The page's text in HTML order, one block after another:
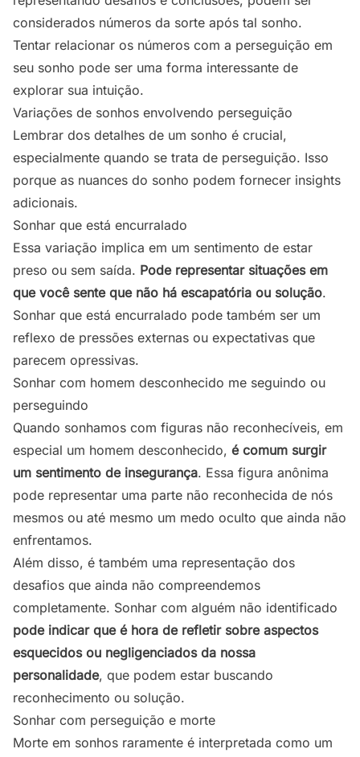
considerados números da sorte após tal sonho.
Tentar relacionar os números com a perseguição em
seu sonho pode ser uma forma interessante de
explorar sua intuição.
Variações de sonhos envolvendo perseguição
Lembrar dos detalhes de um sonho é crucial,
especialmente quando se trata de perseguição. Isso
porque as nuances do sonho podem fornecer insights
adicionais.
Sonhar que está encurralado
Essa variação implica em um sentimento de estar
preso ou sem saída. Pode representar situações em
que você sente que não há escapatória ou solução.
Sonhar que está encurralado pode também ser um
reflexo de pressões externas ou expectativas que
parecem opressivas.
Sonhar com homem desconhecido me seguindo ou
perseguindo
Quando sonhamos com figuras não reconhecíveis, em
especial um homem desconhecido, é comum surgir
um sentimento de insegurança. Essa figura anônima
pode representar uma parte não reconhecida de nós
mesmos ou até mesmo um medo oculto que ainda não
enfrentamos.
Além disso, é também uma representação dos
desafios que ainda não compreendemos
completamente. Sonhar com alguém não identificado
pode indicar que é hora de refletir sobre aspectos
esquecidos ou negligenciados da nossa
personalidade, que podem estar buscando
reconhecimento ou solução.
Sonhar com perseguição e morte
Morte em sonhos raramente é interpretada como um